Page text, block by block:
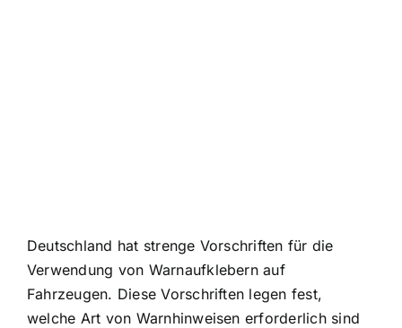
Deutschland hat strenge Vorschriften für die
Verwendung von Warnaufklebern auf
Fahrzeugen. Diese Vorschriften legen fest,
welche Art von Warnhinweisen erforderlich sind